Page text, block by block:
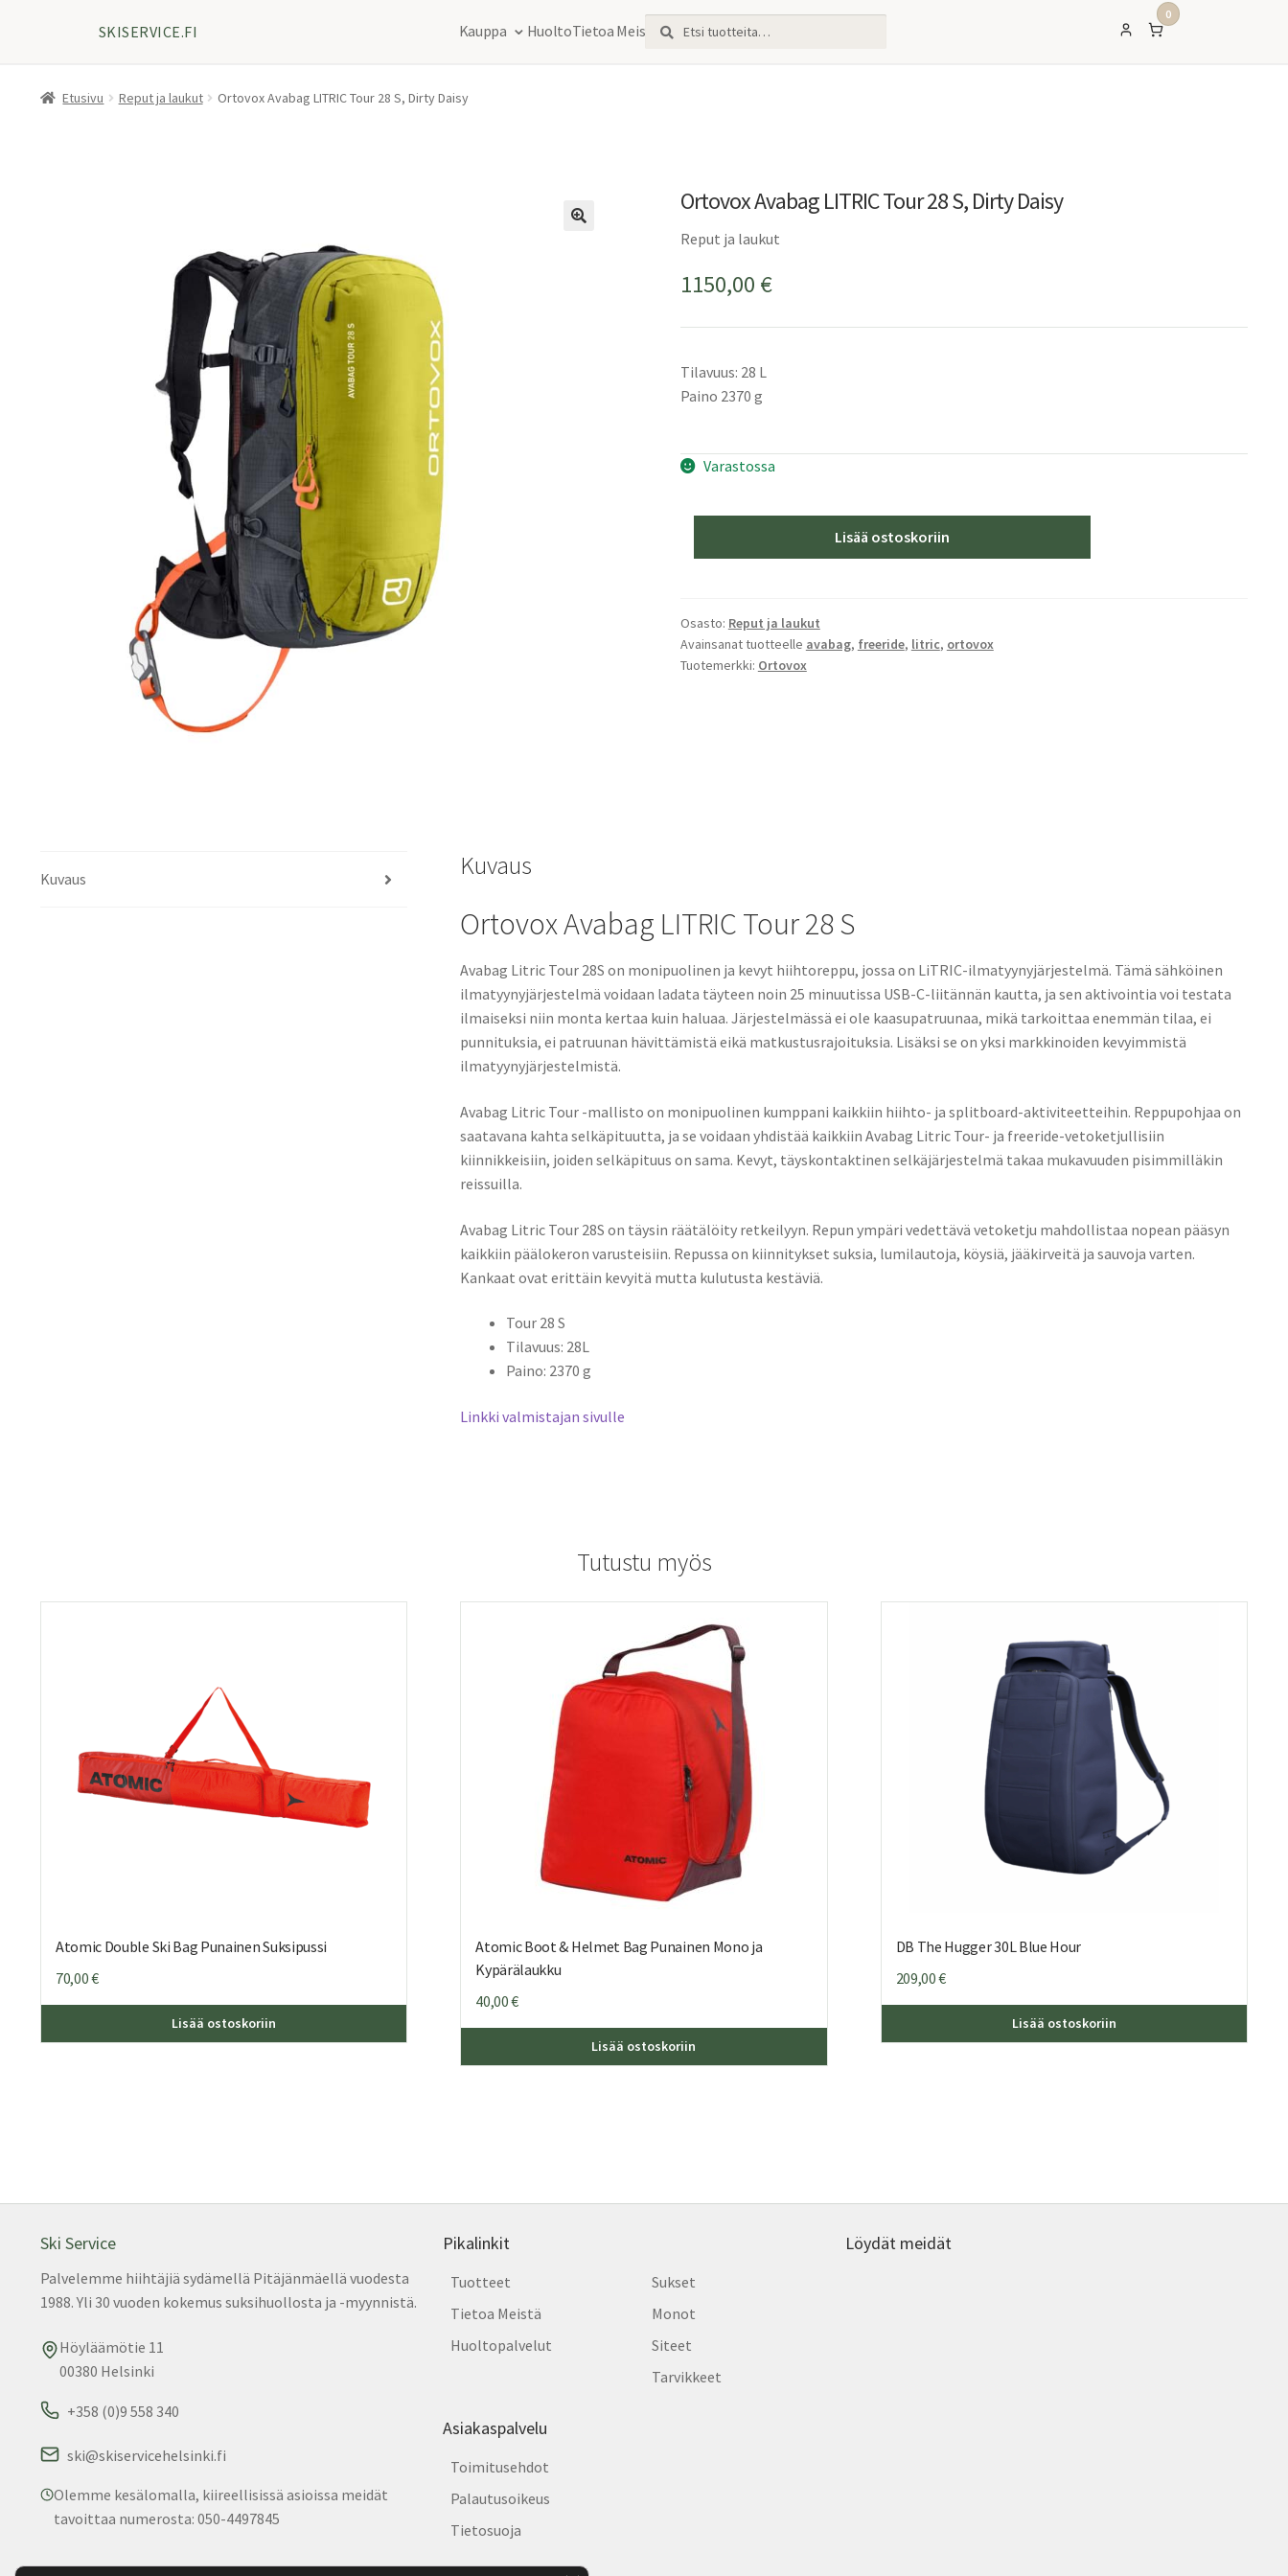
SKISERVICE.FI Kauppa HuoltoTietoa MeistäEtsi:
Haku
0
Etusivu Reput ja laukut Ortovox Avabag LITRIC Tour 28 S, Dirty Daisy
Ortovox Avabag LITRIC Tour 28 S, Dirty Daisy
Reput ja laukut
1150,00 €
Tilavuus: 28 L
Paino 2370 g
Varastossa
28
S,
Dirty
Lisää ostoskoriin
Osasto: Reput ja laukut
Avainsanat tuotteelle avabag, freeride, litric, ortovox
Tuotemerkki: Ortovox
Kuvaus Kuvaus
Ortovox Avabag LITRIC Tour 28 S
Avabag Litric Tour 28S on monipuolinen ja kevyt hiihtoreppu, jossa on LiTRIC-ilmatyynyjärjestelmä. Tämä sähköinen
ilmatyynyjärjestelmä voidaan ladata täyteen noin 25 minuutissa USB-C-liitännän kautta, ja sen aktivointia voi testata
ilmaiseksi niin monta kertaa kuin haluaa. Järjestelmässä ei ole kaasupatruunaa, mikä tarkoittaa enemmän tilaa, ei
punnituksia, ei patruunan hävittämistä eikä matkustusrajoituksia. Lisäksi se on yksi markkinoiden kevyimmistä
ilmatyynyjärjestelmistä.
Avabag Litric Tour -mallisto on monipuolinen kumppani kaikkiin hiihto- ja splitboard-aktiviteetteihin. Reppupohjaa on
saatavana kahta selkäpituutta, ja se voidaan yhdistää kaikkiin Avabag Litric Tour- ja freeride-vetoketjullisiin
kiinnikkeisiin, joiden selkäpituus on sama. Kevyt, täyskontaktinen selkäjärjestelmä takaa mukavuuden pisimmilläkin
reissuilla.
Avabag Litric Tour 28S on täysin räätälöity retkeilyyn. Repun ympäri vedettävä vetoketju mahdollistaa nopean pääsyn
kaikkiin päälokeron varusteisiin. Repussa on kiinnitykset suksia, lumilautoja, köysiä, jääkirveitä ja sauvoja varten.
Kankaat ovat erittäin kevyitä mutta kulutusta kestäviä.
Tour 28 S
Tilavuus: 28L
Paino: 2370 g
Linkki valmistajan sivulle
Tutustu myös
Atomic Double Ski Bag Punainen Suksipussi
70,00€
Lisää ostoskoriin
Atomic Boot & Helmet Bag Punainen Mono ja
Kypärälaukku
40,00€
Lisää ostoskoriin
DB The Hugger 30L Blue Hour
209,00€
Lisää ostoskoriin
Ski Service
Palvelemme hiihtäjiä sydämellä Pitäjänmäellä vuodesta
1988. Yli 30 vuoden kokemus suksihuollosta ja -myynnistä.
Höyläämötie 11
00380 Helsinki
+358 (0)9 558 340
ski@skiservicehelsinki.fi
Olemme kesälomalla, kiireellisissä asioissa meidät
tavoittaa numerosta: 050-4497845
Pikalinkit
Tuotteet
Tietoa Meistä
Huoltopalvelut
Sukset
Monot
Siteet
Tarvikkeet
Asiakaspalvelu
Toimitusehdot
Palautusoikeus
Tietosuoja
Löydät meidät